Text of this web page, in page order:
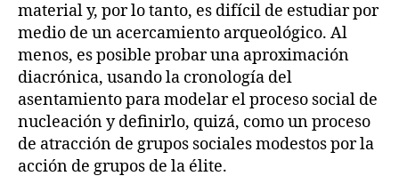
material y, por lo tanto, es difícil de estudiar por
medio de un acercamiento arqueológico. Al
menos, es posible probar una aproximación
diacrónica, usando la cronología del
asentamiento para modelar el proceso social de
nucleación y definirlo, quizá, como un proceso
de atracción de grupos sociales modestos por la
acción de grupos de la élite.